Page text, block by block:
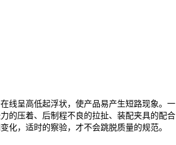
线呈高低起浮状，使产品易产生短路现象。一
的压着、后制程不良的拉扯、装配夹具的配合
化，适时的察验，才不会跳脱质量的规范。